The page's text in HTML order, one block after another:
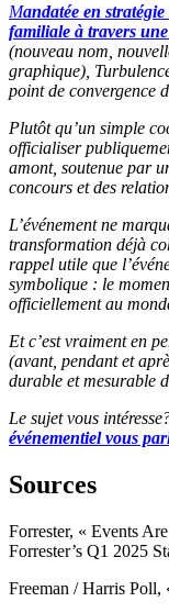
Mandatée en
familiale à travers
(nouveau nom,
graphique),
point de convergence
Plutôt qu’un simple
officialiser
amont, soutenue par
concours et des
L’événement ne
transformation déjà
rappel utile que
symbolique : le
officiellement au
Et c’est vraiment en
(avant, pendant et
durable et mesurable
Le sujet vous
événementiel vous
Sources
Forrester, « Events
Forrester’s Q1 2025
Freeman / Harris Poll,